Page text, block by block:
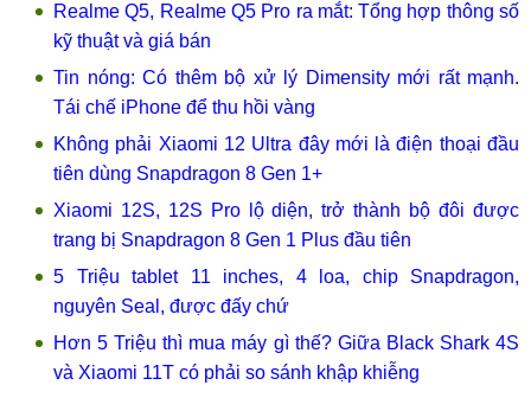
Realme Q5, Realme Q5 Pro ra mắt: Tổng hợp thông số
kỹ thuật và giá bán
Tin nóng: Có thêm bộ xử lý Dimensity mới rất mạnh.
Tái chế iPhone để thu hồi vàng
Không phải Xiaomi 12 Ultra đây mới là điện thoại đầu
tiên dùng Snapdragon 8 Gen 1+
Xiaomi 12S, 12S Pro lộ diện, trở thành bộ đôi được
trang bị Snapdragon 8 Gen 1 Plus đầu tiên
5 Triệu tablet 11 inches, 4 loa, chip Snapdragon,
nguyên Seal, được đấy chứ
Hơn 5 Triệu thì mua máy gì thế? Giữa Black Shark 4S
và Xiaomi 11T có phải so sánh khập khiễng